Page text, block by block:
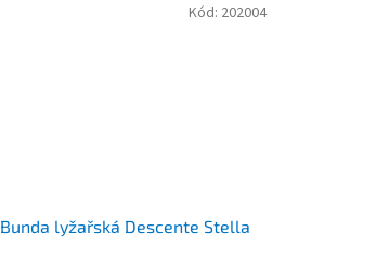
Bunda lyžařská Descente Stella
Kód: 202004